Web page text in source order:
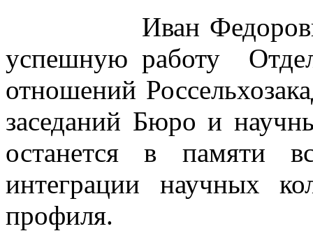
Иван Федорович
успешную работу
отношений
заседаний Бюро и
останется в памяти
интеграции научных
профиля.